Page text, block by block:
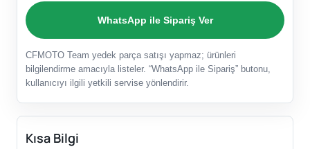
WhatsApp ile Sipariş Ver
CFMOTO Team yedek parça satışı yapmaz; ürünleri
bilgilendirme amacıyla listeler. “WhatsApp ile Sipariş” butonu,
kullanıcıyı ilgili yetkili servise yönlendirir.
Kısa Bilgi